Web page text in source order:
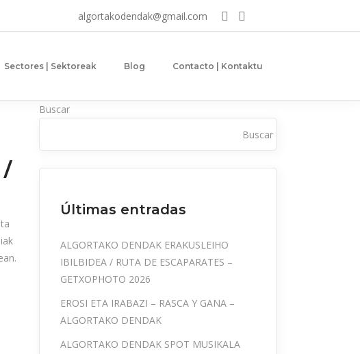
algortakodendak@gmail.com
Sectores | Sektoreak Blog Contacto | Kontaktu
/
Buscar
Buscar
Últimas entradas
ALGORTAKO DENDAK ERAKUSLEIHO
IBILBIDEA / RUTA DE ESCAPARATES –
GETXOPHOTO 2026
EROSI ETA IRABAZI – RASCA Y GANA –
ALGORTAKO DENDAK
ALGORTAKO DENDAK SPOT MUSIKALA